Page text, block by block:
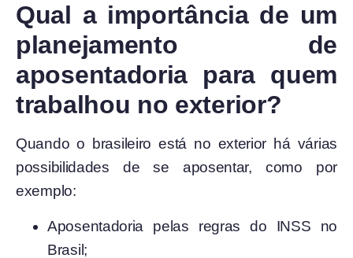
Qual a importância de um
planejamento de
aposentadoria para quem
trabalhou no exterior?
Quando o brasileiro está no exterior há várias
possibilidades de se aposentar, como por
exemplo:
Aposentadoria pelas regras do INSS no
Brasil;